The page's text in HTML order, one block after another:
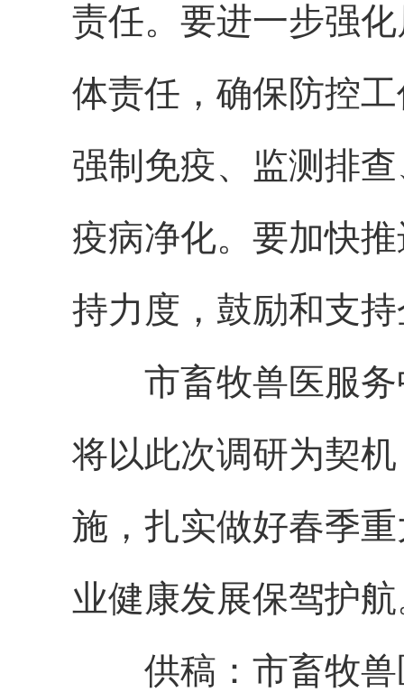
责任。要进一步强
体责任，确保防控
强制免疫、监测排
疫病净化。要加快
持力度，鼓励和支
市畜牧兽医服务
将以此次调研为契
施，扎实做好春季
业健康发展保驾护
供稿：市畜牧兽